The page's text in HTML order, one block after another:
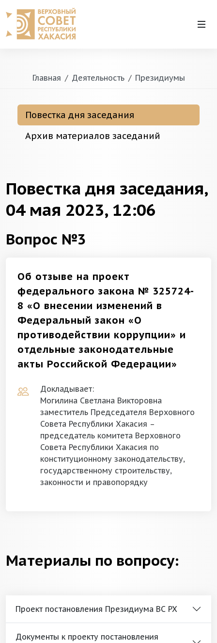
Главная Деятельность Президиумы
Повестка дня заседания
Архив материалов заседаний
Повестка дня заседания,
04 мая 2023, 12:06
Вопрос №3
Об отзыве на проект
федерального закона № 325724-
8 «О внесении изменений в
Федеральный закон «О
противодействии коррупции» и
отдельные законодательные
акты Российской Федерации»
Докладывает:
Могилина Светлана Викторовна
заместитель Председателя Верховного
Совета Республики Хакасия –
председатель комитета Верховного
Совета Республики Хакасия по
конституционному законодательству,
государственному строительству,
законности и правопорядку
Материалы по вопросу:
Проект постановления Президиума ВС РХ
Документы к проекту постановления